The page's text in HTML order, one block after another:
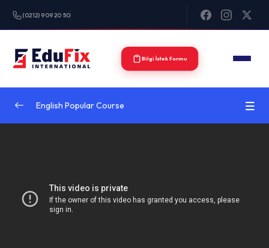
(0212) 909 20 50
Bilgi İstek Formu
Create react projects 22:32:00
English Popular Course